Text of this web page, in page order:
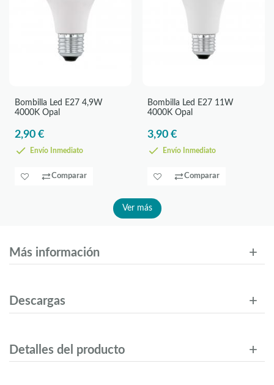
Bombilla Led E27 4,9W
4000K Opal
2,90 €
Envío Inmediato
Comparar
Bombilla Led E27 11W
4000K Opal
3,90 €
Envío Inmediato
Comparar
Ver más
Más información
Descargas
Detalles del producto